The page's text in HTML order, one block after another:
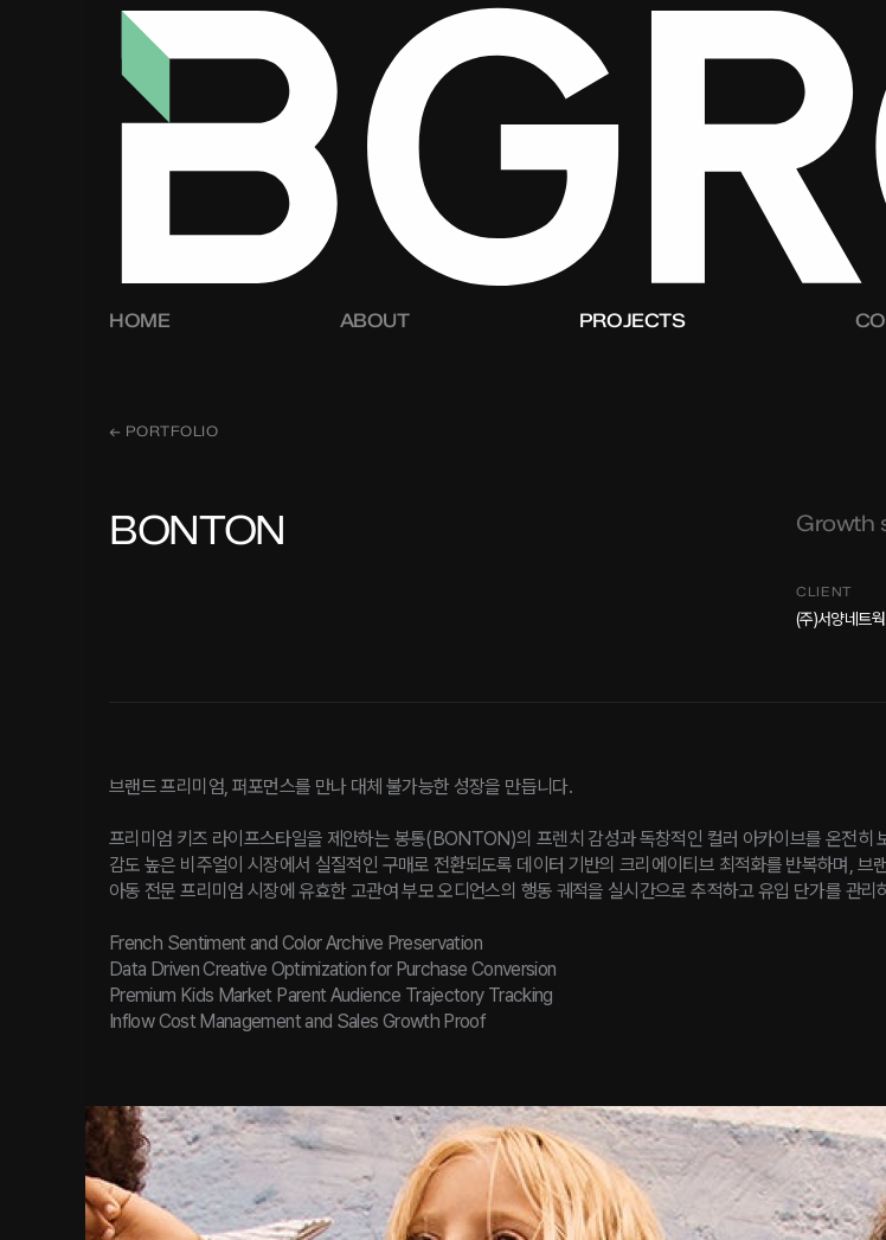
HOME ABOUT PROJECTS
← PORTFOLIO
BONTON Growth
CLIENT
(주)서양네트
브랜드 프리미엄, 퍼포먼스를 만나 대체 불가능한 성장을 만듭니다.
프리미엄 키즈 라이프스타일을 제안하는 봉통(BONTON)의 프렌치 감성과 독창적인 컬러 아카이브를 온전히
감도 높은 비주얼이 시장에서 실질적인 구매로 전환되도록 데이터 기반의 크리에이티브 최적화를 반복하며, 브
아동 전문 프리미엄 시장에 유효한 고관여 부모 오디언스의 행동 궤적을 실시간으로 추적하고 유입 단가를 관
French Sentiment and Color Archive Preservation
Data Driven Creative Optimization for Purchase Conversion
Premium Kids Market Parent Audience Trajectory Tracking
Inflow Cost Management and Sales Growth Proof